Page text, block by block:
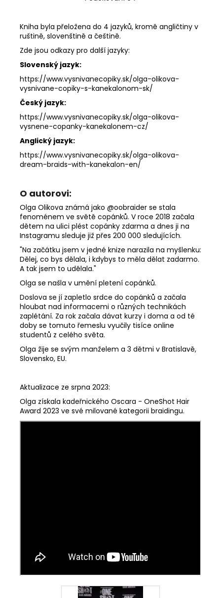
Kniha byla přeložena do 4 jazyků, kromě angličtiny v
ruštině, slovenštině a češtině.
Zde jsou odkazy pro další jazyky:
Slovenský jazyk:
https://www.vysnivanecopiky.sk/olga-olikova-
vysnivane-copiky-s-kanekalonom-sk/
Český jazyk:
https://www.vysnivanecopiky.sk/olga-olikova-
vysnene-copanky-kanekalonem-cz/
Anglický jazyk:
https://www.vysnivanecopiky.sk/olga-olikova-
dream-braids-with-kanekalon-en/
O autorovi:
Olga Olikova známá jako @oobraider se stala
fenoménem ve světě copánků. V roce 2018 začala
dětem na ulici plést copánky zdarma a dnes ji na
Instagramu sleduje již přes 200 000 sledujících.
"Na začátku jsem v jedné knize narazila na myšlenku:
Dělej, co bys dělala, i kdybys to měla dělat zadarmo.
A tak jsem to udělala."
Olga se našla v umění pletení copánků.
Doslova se jí zapletlo srdce do copánků a začala
hloubat nad informacemi o různých technikách
zaplétání. Za rok začala dávat kurzy i doma a od té
doby se tomuto řemeslu vyučily tisíce online
studentů z celého světa.
Olga žije se svým manželem a 3 dětmi v Bratislavě,
Slovensko, EU.
Aktualizace ze srpna 2023:
Olga získala kadeřnického Oscara - OneShot Hair
Award 2023 ve své milované kategorii braidingu.